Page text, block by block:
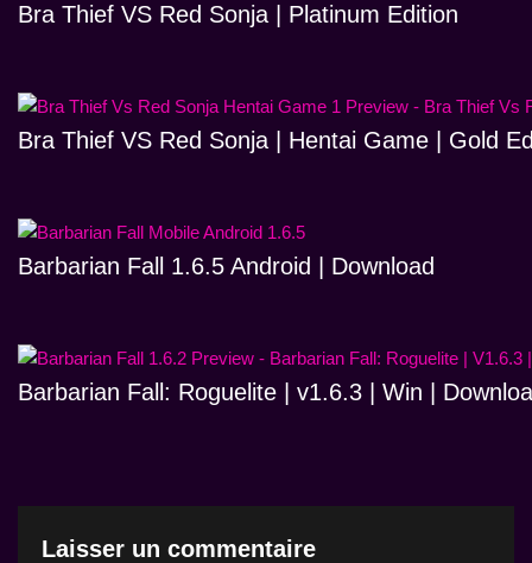
Bra Thief VS Red Sonja | Platinum Edition
Bra Thief VS Red Sonja | Hentai Game | Gold
Barbarian Fall 1.6.5 Android | Download
Barbarian Fall: Roguelite | v1.6.3 | Win |
Laisser un commentaire